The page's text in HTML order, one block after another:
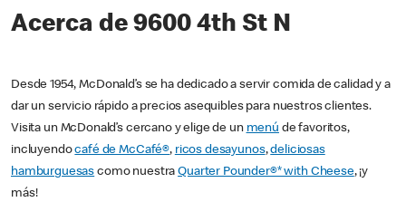
Acerca de 9600 4th St N
Desde 1954, McDonald’s se ha dedicado a servir comida de calidad y a
dar un servicio rápido a precios asequibles para nuestros clientes.
Visita un McDonald’s cercano y elige de un menú de favoritos,
incluyendocafé de McCafé®, ricos desayunos,deliciosas
hamburguesas como nuestraQuarter Pounder®* with Cheese, ¡y
más!